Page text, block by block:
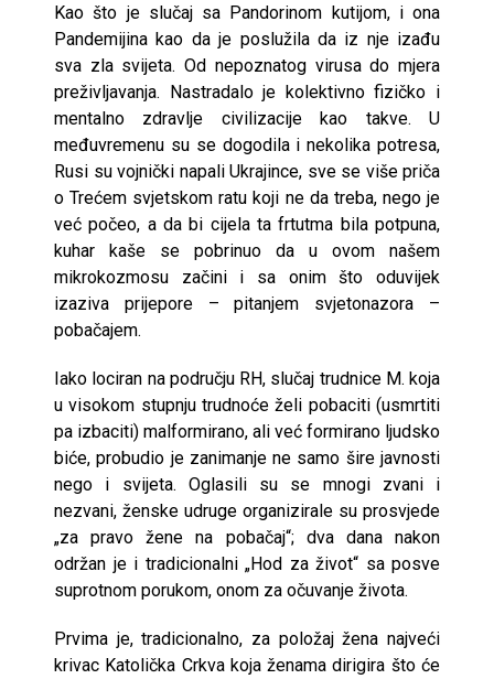
Kao što je slučaj sa Pandorinom kutijom, i ona
Pandemijina kao da je poslužila da iz nje izađu
sva zla svijeta. Od nepoznatog virusa do mjera
preživljavanja. Nastradalo je kolektivno fizičko i
mentalno zdravlje civilizacije kao takve. U
međuvremenu su se dogodila i nekolika potresa,
Rusi su vojnički napali Ukrajince, sve se više priča
o Trećem svjetskom ratu koji ne da treba, nego je
već počeo, a da bi cijela ta frtutma bila potpuna,
kuhar kaše se pobrinuo da u ovom našem
mikrokozmosu začini i sa onim što oduvijek
izaziva prijepore – pitanjem svjetonazora –
pobačajem.
Iako lociran na području RH, slučaj trudnice M. koja
u visokom stupnju trudnoće želi pobaciti (usmrtiti
pa izbaciti) malformirano, ali već formirano ljudsko
biće, probudio je zanimanje ne samo šire javnosti
nego i svijeta. Oglasili su se mnogi zvani i
nezvani, ženske udruge organizirale su prosvjede
„za pravo žene na pobačaj“; dva dana nakon
održan je i tradicionalni „Hod za život“ sa posve
suprotnom porukom, onom za očuvanje života.
Prvima je, tradicionalno, za položaj žena najveći
krivac Katolička Crkva koja ženama dirigira što će